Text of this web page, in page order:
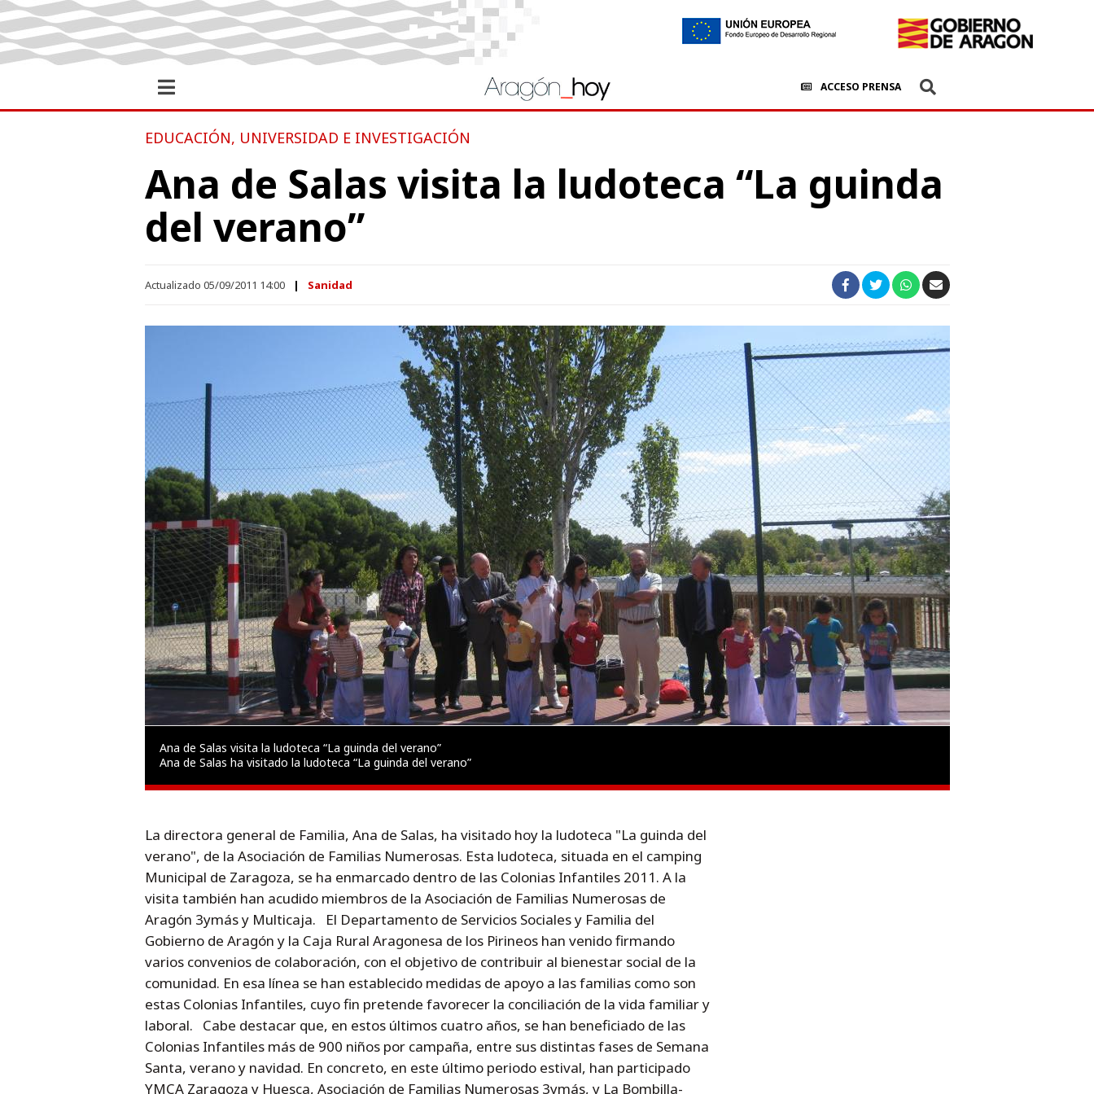
ACCESO PRENSA
EDUCACIÓN, UNIVERSIDAD E INVESTIGACIÓN
Ana de Salas visita la ludoteca “La guinda
del verano”
Actualizado 05/09/2011 14:00 Sanidad
Ana de Salas visita la ludoteca “La guinda del verano”
Ana de Salas ha visitado la ludoteca “La guinda del verano”
La directora general de Familia, Ana de Salas, ha visitado hoy la ludoteca "La guinda del
verano", de la Asociación de Familias Numerosas. Esta ludoteca, situada en el camping
Municipal de Zaragoza, se ha enmarcado dentro de las Colonias Infantiles 2011. A la
visita también han acudido miembros de la Asociación de Familias Numerosas de
Aragón 3ymás y Multicaja. El Departamento de Servicios Sociales y Familia del
Gobierno de Aragón y la Caja Rural Aragonesa de los Pirineos han venido firmando
varios convenios de colaboración, con el objetivo de contribuir al bienestar social de la
comunidad. En esa línea se han establecido medidas de apoyo a las familias como son
estas Colonias Infantiles, cuyo fin pretende favorecer la conciliación de la vida familiar y
laboral. Cabe destacar que, en estos últimos cuatro años, se han beneficiado de las
Colonias Infantiles más de 900 niños por campaña, entre sus distintas fases de Semana
Santa, verano y navidad. En concreto, en este último periodo estival, han participado
YMCA Zaragoza y Huesca, Asociación de Familias Numerosas 3ymás, y La Bombilla-